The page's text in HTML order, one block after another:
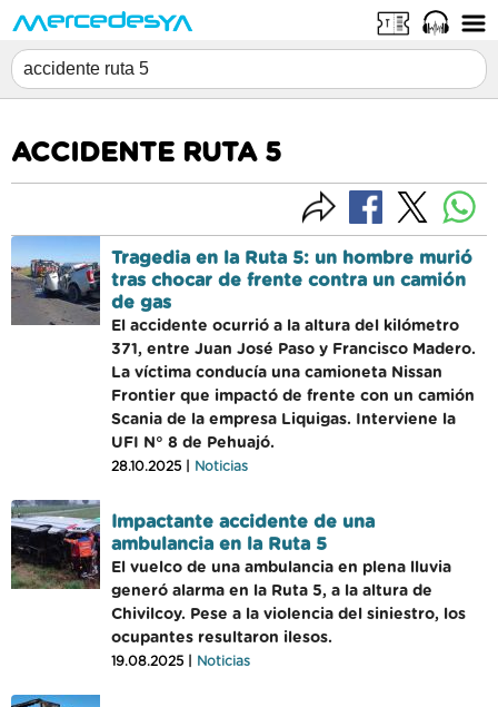
ACCIDENTE RUTA 5
Tragedia en la Ruta 5: un hombre murió
tras chocar de frente contra un camión
de gas
El accidente ocurrió a la altura del kilómetro
371, entre Juan José Paso y Francisco Madero.
La víctima conducía una camioneta Nissan
Frontier que impactó de frente con un camión
Scania de la empresa Liquigas. Interviene la
UFI N° 8 de Pehuajó.
28.10.2025 | Noticias
Impactante accidente de una
ambulancia en la Ruta 5
El vuelco de una ambulancia en plena lluvia
generó alarma en la Ruta 5, a la altura de
Chivilcoy. Pese a la violencia del siniestro, los
ocupantes resultaron ilesos.
19.08.2025 | Noticias